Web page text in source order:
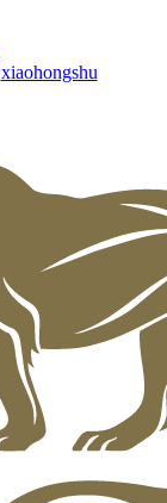
xiaohongshu